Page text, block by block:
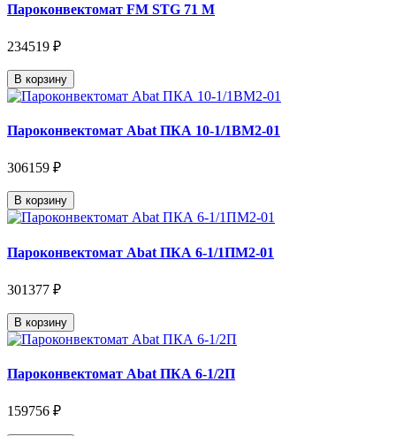
Пароконвектомат FM STG 71 M
234519 ₽
В корзину
Пароконвектомат Abat ПКА 10-1/1ВМ2-01
306159 ₽
В корзину
Пароконвектомат Abat ПКА 6-1/1ПМ2-01
301377 ₽
В корзину
Пароконвектомат Abat ПКА 6-1/2П
159756 ₽